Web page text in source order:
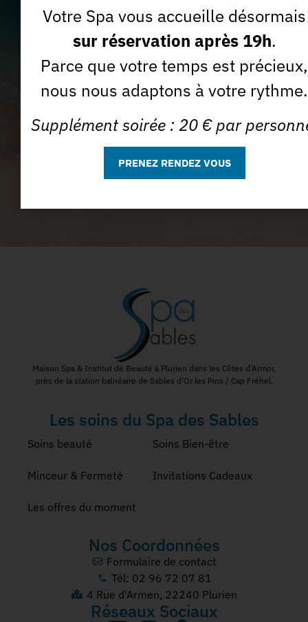
J'accepte que la Spa des Sables utilise mon e-mail à des
fins commerciales.
Je m'abonne *
Maison Spa & Institut de Beauté à Plurien dans les Côtes d’Armor,
près de la station balnéaire de Sables d’Or les Pins / Cap Fréhel.
Les soins du Spa des Sables
Soins beauté Soins Bien-être
Minceur & Fermeté Invitations Cadeaux
Les offres du moment
Nos Coordonnées
Formulaire de contact
Tél: 02 96 72 07 81
4 Rue d'Armen, 22240 Plurien
Réseaux Sociaux
Votre Spa vous accueille désormais
sur réservation après 19h.
Parce que votre temps est précieux,
nous nous adaptons à votre rythme.
Supplément soirée : 20 € par
PRENEZ RENDEZ VOUS